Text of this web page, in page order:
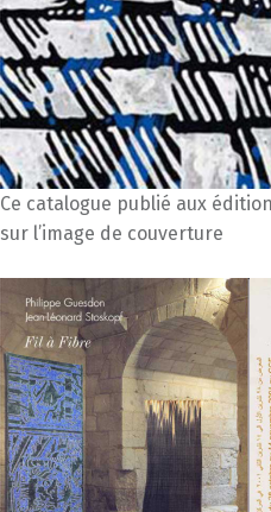
Ce catalogue publié aux
sur l’image de couverture